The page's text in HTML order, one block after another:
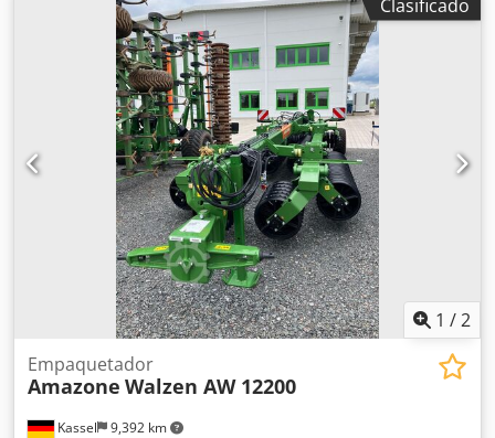
Clasificado
1 /2
Kassel 9,392 km
Empaquetador
Amazone Walzen AW 12200